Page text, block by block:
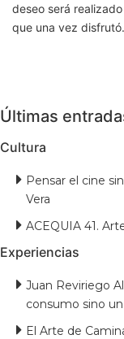
deseo será
que una vez disfrutó.
Últimas
Cultura
Pensar el cine
Vera
ACEQUIA 41.
Experiencias
Juan Reviriego
consumo sino
El Arte de